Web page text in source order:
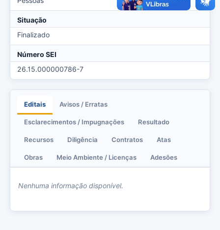
Situação
Finalizado
Número SEI
26.15.000000786-7
Editais Avisos / Erratas
Esclarecimentos / Impugnações Resultado
Recursos Diligência Contratos Atas
Obras Meio Ambiente / Licenças Adesões
Nenhuma informação disponível.